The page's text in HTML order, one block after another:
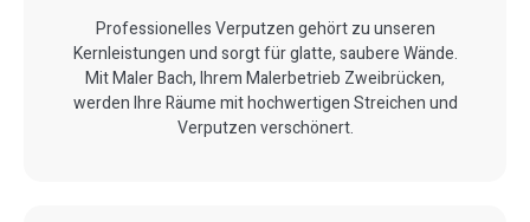
Professionelles Verputzen gehört zu unseren
Kernleistungen und sorgt für glatte, saubere Wände.
Mit Maler Bach, Ihrem Malerbetrieb Zweibrücken,
werden Ihre Räume mit hochwertigen Streichen und
Verputzen verschönert.